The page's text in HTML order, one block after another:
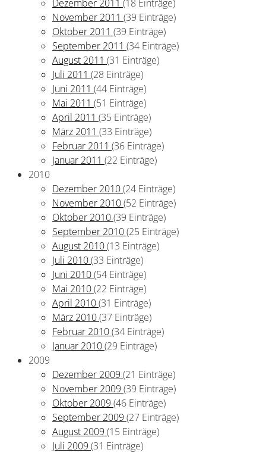
Dezember 2011 (18 Einträge)
November 2011 (39 Einträge)
Oktober 2011 (39 Einträge)
September 2011 (34 Einträge)
August 2011 (31 Einträge)
Juli 2011 (28 Einträge)
Juni 2011 (44 Einträge)
Mai 2011 (51 Einträge)
April 2011 (35 Einträge)
März 2011 (33 Einträge)
Februar 2011 (36 Einträge)
Januar 2011 (22 Einträge)
2010
Dezember 2010(24 Einträge)
November 2010(52 Einträge)
Oktober 2010(39 Einträge)
September 2010(25 Einträge)
August 2010(13 Einträge)
Juli 2010(33 Einträge)
Juni 2010(54 Einträge)
Mai 2010(22 Einträge)
April 2010(31 Einträge)
März 2010(37 Einträge)
Februar 2010(34 Einträge)
Januar 2010(29 Einträge)
2009
Dezember 2009 (21 Einträge)
November 2009 (39 Einträge)
Oktober 2009 (46 Einträge)
September 2009 (27 Einträge)
August 2009 (15 Einträge)
Juli 2009 (31 Einträge)